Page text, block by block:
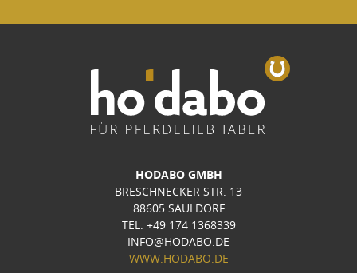
HODABO GMBH
BRESCHNECKER STR. 13
88605 SAULDORF
TEL: +49 174 1368339
INFO@HODABO.DE
WWW.HODABO.DE